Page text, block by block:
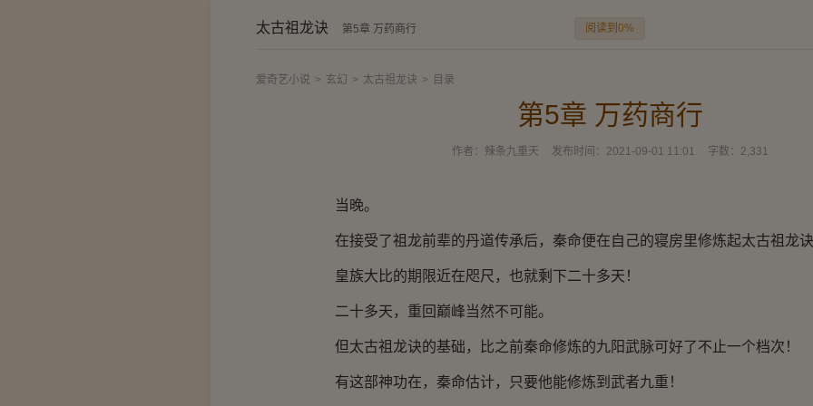
太古祖龙诀 第5章 万药商行 阅读到0%
爱奇艺小说 > 玄幻 > 太古祖龙诀 > 目录
第5章 万药商行
作者： 辣条九重天 发布时间： 2021-09-01 11:01 字数： 2,331
当晚。
在接受了祖龙前辈的丹道传承后，秦命便在自己的寝房里修炼起太古祖龙诀
皇族大比的期限近在咫尺，也就剩下二十多天！
二十多天，重回巅峰当然不可能。
但太古祖龙诀的基础，比之前秦命修炼的九阳武脉可好了不止一个档次！
有这部神功在，秦命估计，只要他能修炼到武者九重！